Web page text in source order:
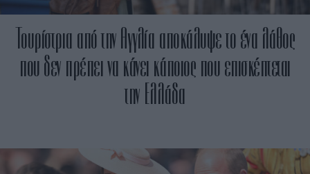
Τουρίστρια από την Αγγλία αποκάλυψε το ένα λάθος
που δεν πρέπει να κάνει κάποιος που επισκέπτεται
την Ελλάδα